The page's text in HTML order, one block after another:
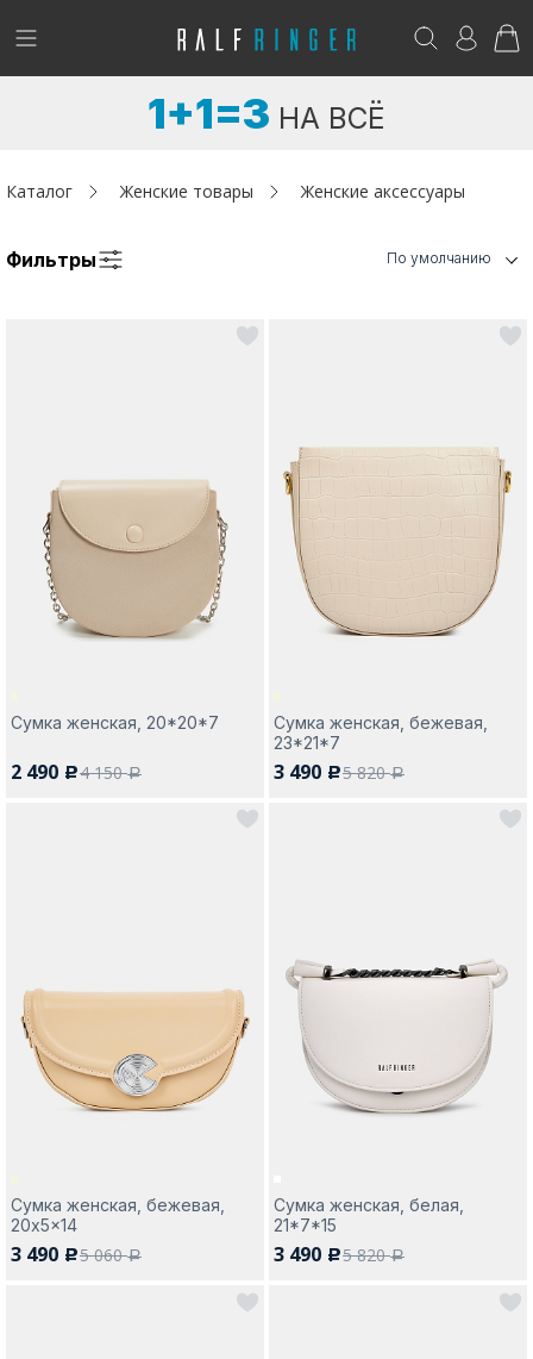
!
Женщинам
Адреса магазинов
Изменить город
Возникли вопросы? - club@ralf.ru
1+1=3 НА ВСЁ
Каталог Женские товары Женские аксессуары
Фильтры По умолчанию
Сумка женская, 20*20*7
2 490 c4 150a
Сумка женская, бежевая,
23*21*7
3 490 c5 820a
Сумка женская, бежевая,
20x5x14
3 490 c5 060a
Сумка женская, белая,
21*7*15
3 490 c5 820a